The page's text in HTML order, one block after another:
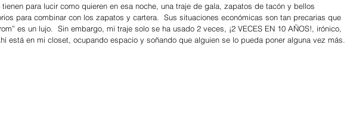
tienen para lucir como quieren en esa noche, una traje de gala, zapatos de tacón y bellos
para combinar con los zapatos y cartera.  Sus situaciones económicas son tan precarias que
es un lujo.  Sin embargo, mi traje solo se ha usado 2 veces, ¡2 VECES EN 10 AÑOS!, irónico,
está en mi closet, ocupando espacio y soñando que alguien se lo pueda poner alguna vez más.